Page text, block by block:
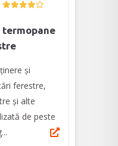
termopane
și
ferestre,
și alte
de peste